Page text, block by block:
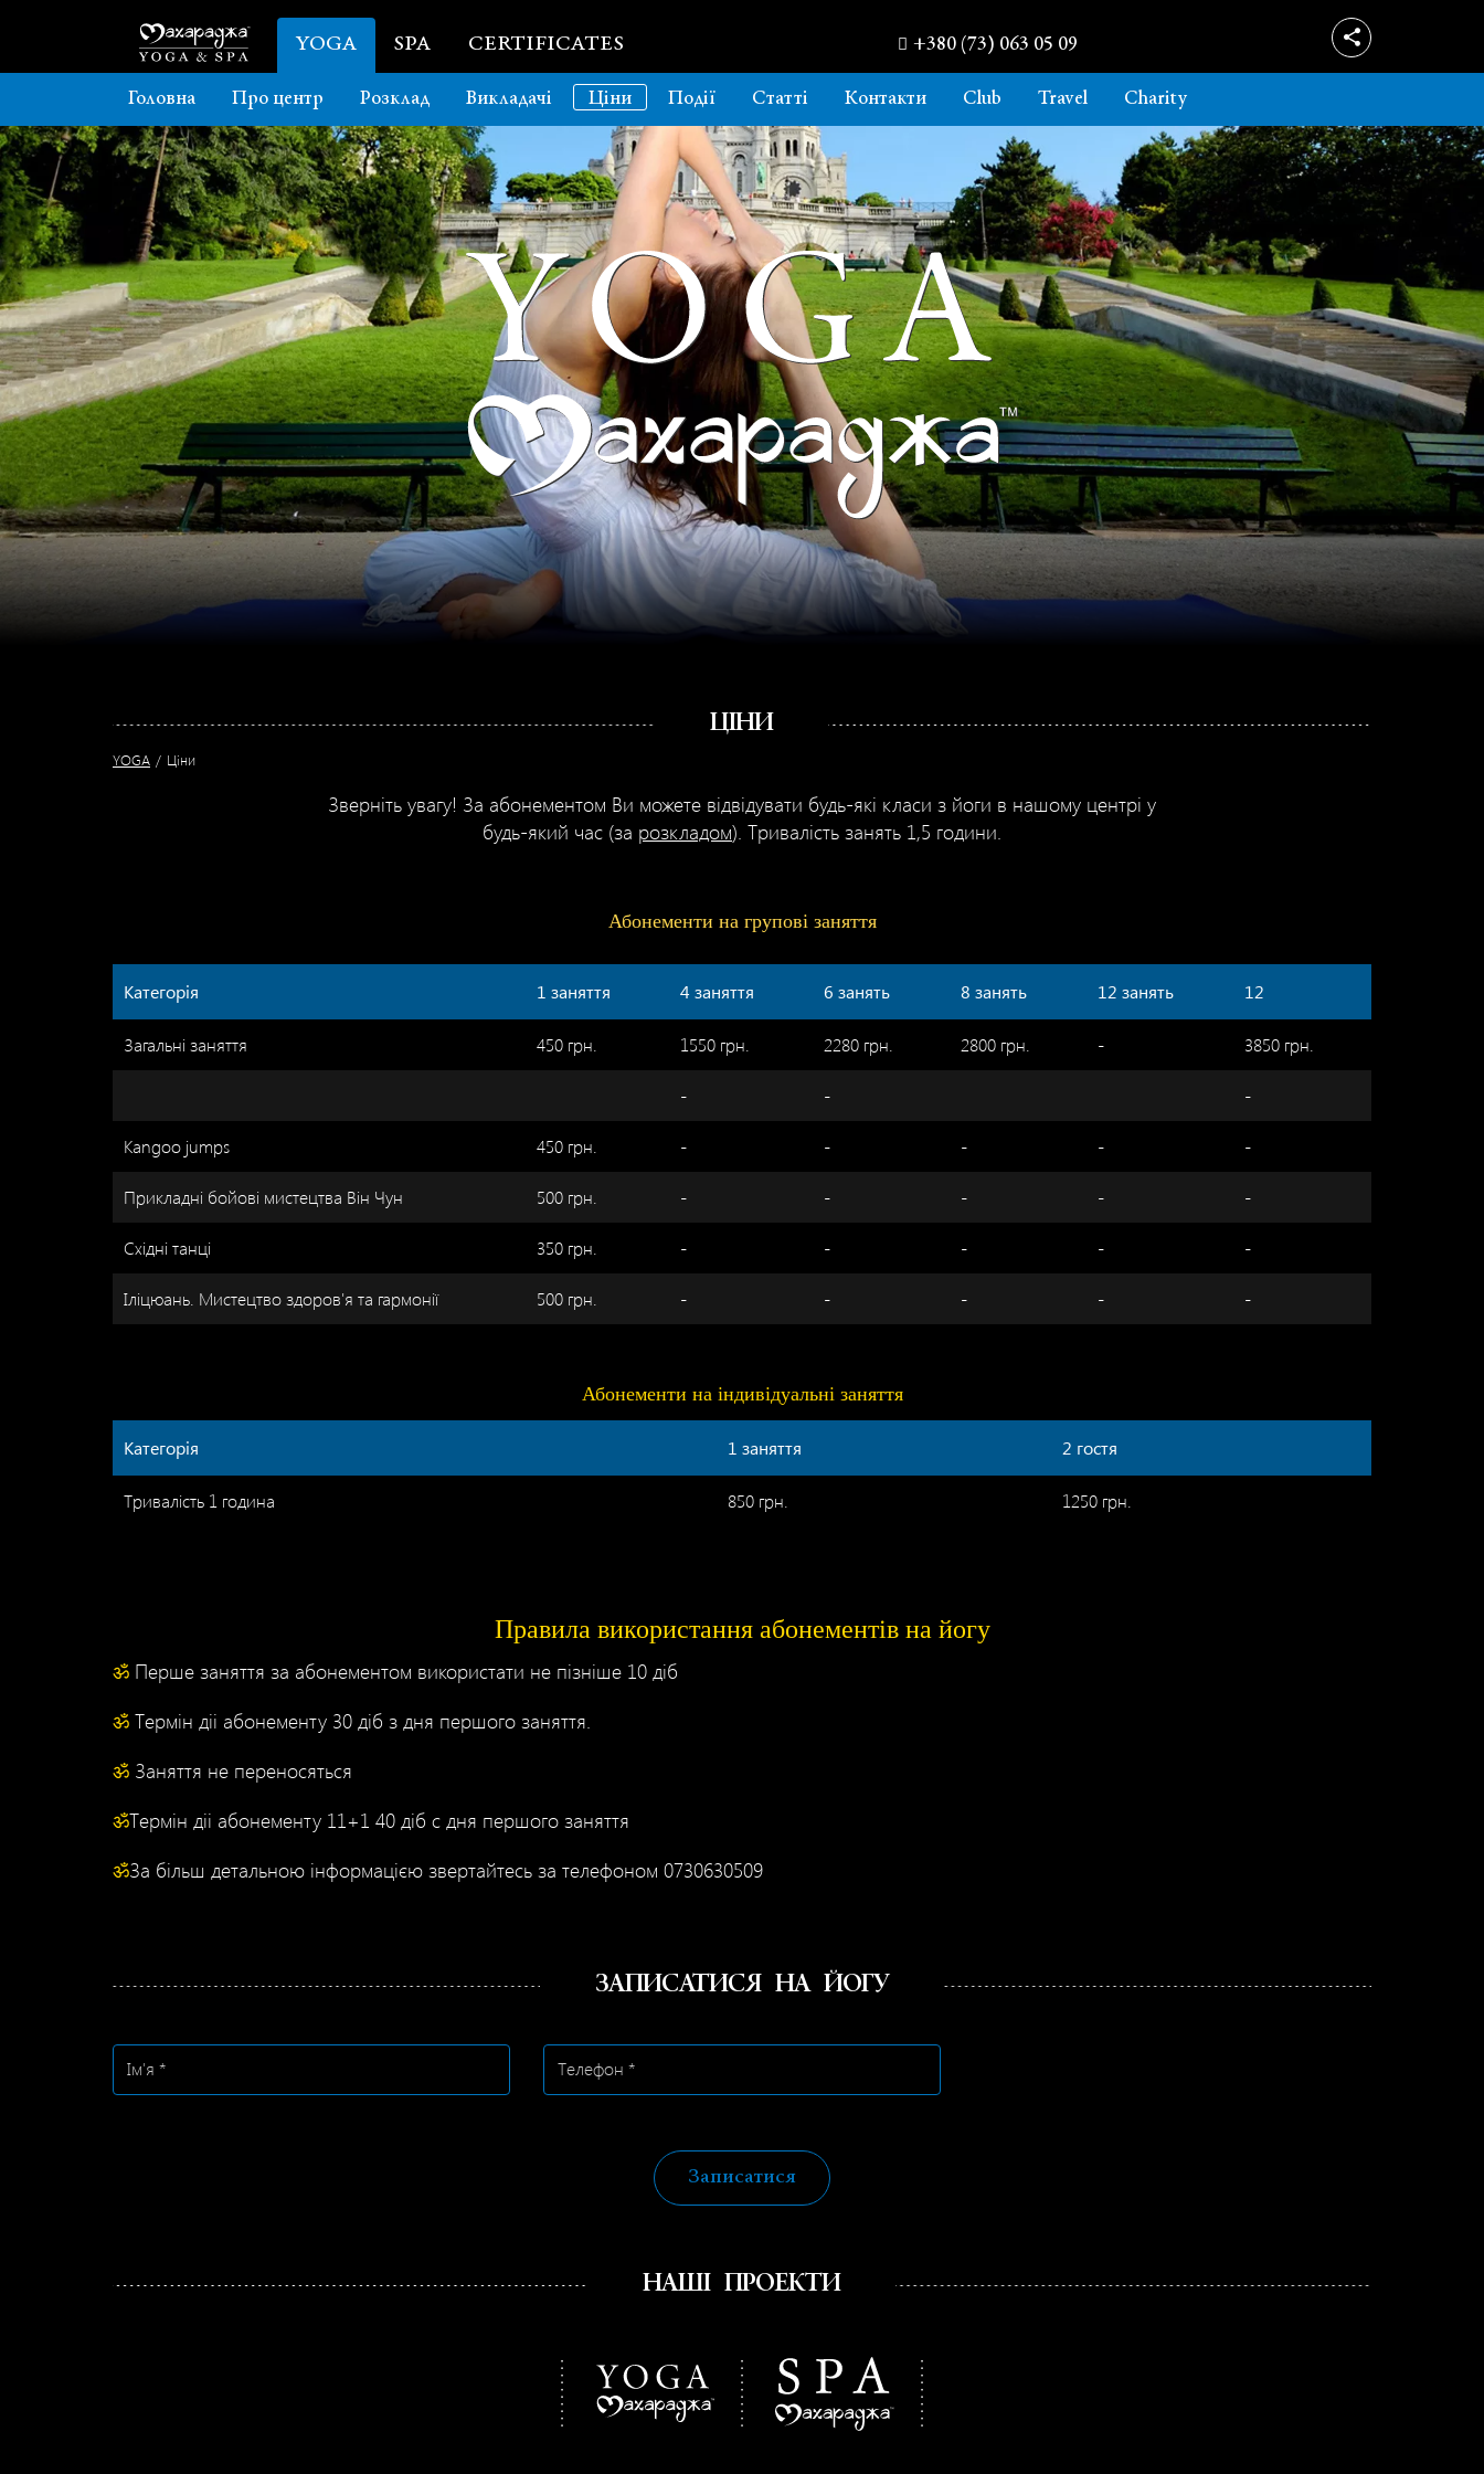
YOGA SPA CERTIFICATES +380 (73) 063 05 09
Головна Про центр Розклад Викладачі Ціни Події Статті Контакти Club Travel Charity
ЦІНИ
YOGA Ціни
Зверніть увагу! За абонементом Ви можете відвідувати будь-які класи з йоги в нашому центрі у
будь-який час (за розкладом). Тривалість занять 1,5 години.
Абонементи на групові заняття
Категорія 1 заняття 4 заняття 6 занять 8 занять 12 занять 12
Загальні заняття 450 грн. 1550 грн. 2280 грн. 2800 грн. - 3850 грн.
- - -
Kangoo jumps 450 грн. - - - - -
Прикладні бойові мистецтва Він Чун 500 грн. - - - - -
Східні танці 350 грн. - - - - -
Іліцюань. Мистецтво здоров'я та гармонії 500 грн. - - - - -
Абонементи на індивідуальні заняття
Категорія 1 заняття 2 гостя
Тривалість 1 година 850 грн. 1250 грн.
Правила використання абонементів на йогу
ॐ Перше заняття за абонементом використати не пізніше 10 діб
ॐ Термін діі абонементу 30 діб з дня першого заняття.
ॐ Заняття не переносяться
ॐТермін діі абонементу 11+1 40 діб с дня першого заняття
ॐЗа більш детальною інформацією звертайтесь за телефоном 0730630509
ЗАПИСАТИСЯ НА ЙОГУ
Записатися
НАШІ ПРОЕКТИ